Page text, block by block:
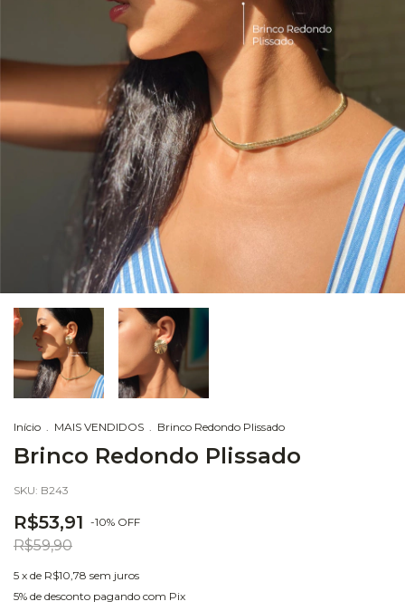
Início . MAIS VENDIDOS . Brinco Redondo Plissado
Brinco Redondo Plissado
SKU: B243
R$53,91 -10% OFF
R$59,90
5 x de R$10,78 sem juros
5% de desconto pagando com Pix